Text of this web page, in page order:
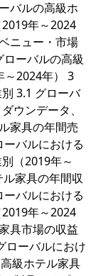
バルの高級ホ
年～2024
ニュー・市場
ーバルの高級
～2024年） 3
3.1 グローバ
ウンデータ、
家具の年間売
バルにおける
（2019年～
家具の年間収
バルにおける
年～2024
具市場の収益
ローバルにおけ
級ホテル家具